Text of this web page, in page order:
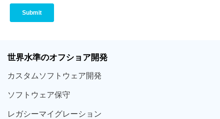
世界水準のオフショア開発
カスタムソフトウェア開発
ソフト ウェア保守
レガシーマイグレーション